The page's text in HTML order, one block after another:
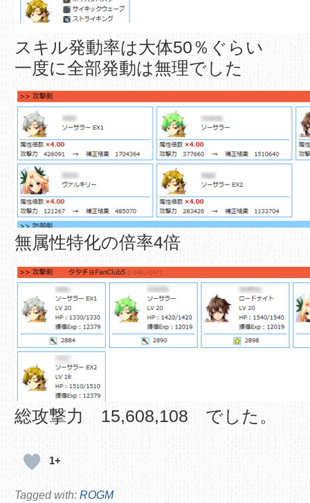
スキル発動率は大体50％ぐらい
一度に全部発動は無理でした
無属性特化の倍率4倍
総攻撃力 15,608,108 でした。
1+
Tagged with: ROGM